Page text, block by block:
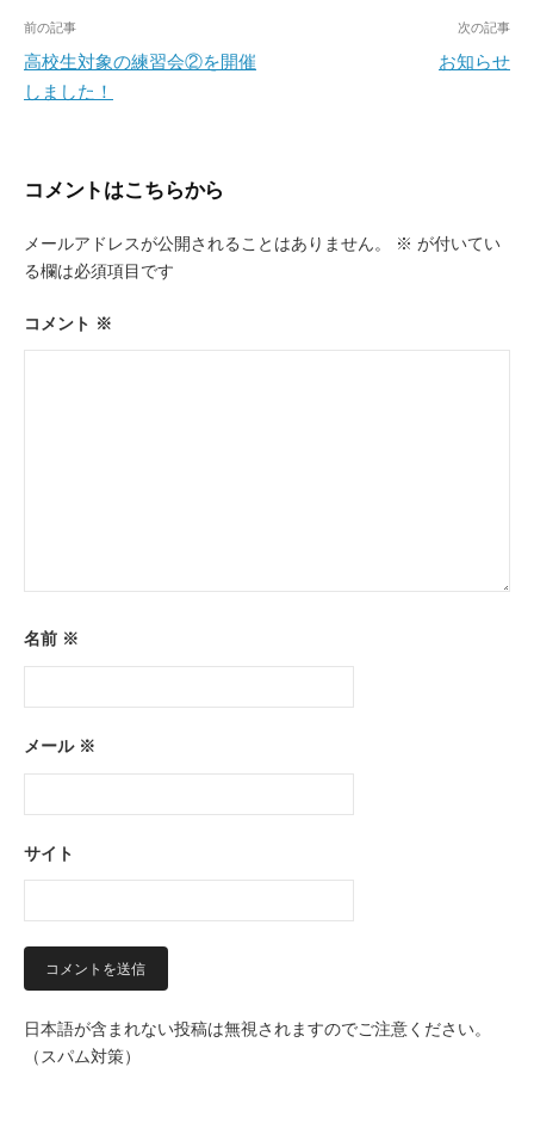
投
稿
ナ
ゲ
シ
ョ
ン
前の記事
高校生対象の練習会②を開催
しました！
次の記事
お知らせ
コメントはこちらから
メールアドレスが公開されることはありません。 ※ が付いてい
る欄は必須項目です
コメント ※
名前 ※
メール ※
サイト
日本語が含まれない投稿は無視されますのでご注意ください。
（スパム対策）